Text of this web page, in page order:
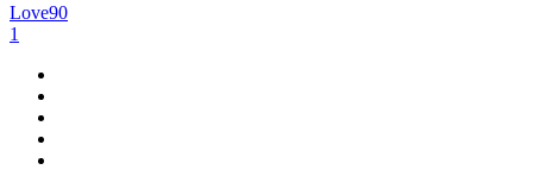
Love90
1